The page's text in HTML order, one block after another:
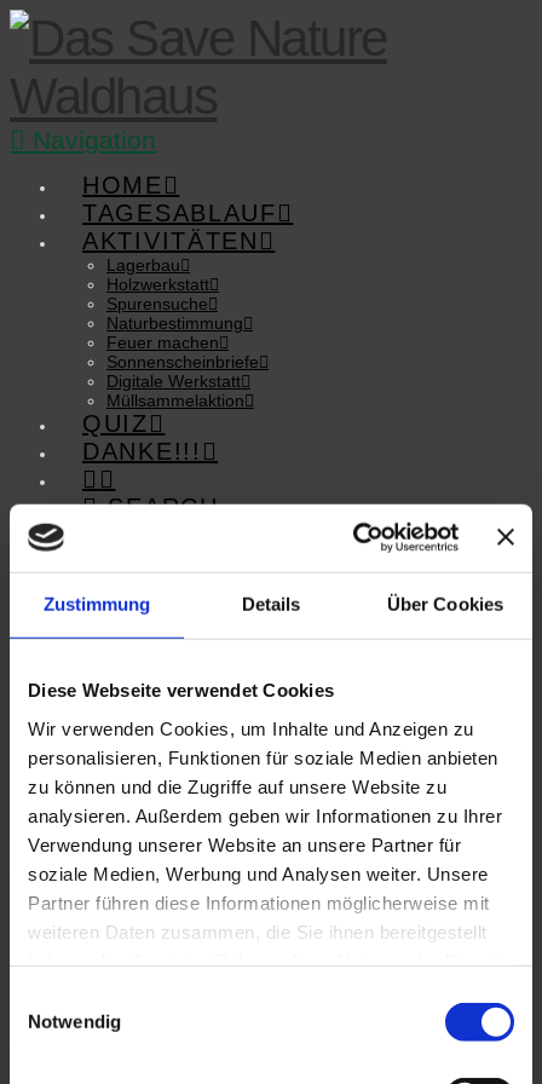
Zustimmung Details Über Cookies
Diese Webseite verwendet Cookies
Wir verwenden Cookies, um Inhalte und Anzeigen zu
personalisieren, Funktionen für soziale Medien anbieten
zu können und die Zugriffe auf unsere Website zu
analysieren. Außerdem geben wir Informationen zu Ihrer
Verwendung unserer Website an unsere Partner für
soziale Medien, Werbung und Analysen weiter. Unsere
Partner führen diese Informationen möglicherweise mit
weiteren Daten zusammen, die Sie ihnen bereitgestellt
Notwendig
Navigation
HOME
TAGESABLAUF
AKTIVITÄTEN
Lagerbau
Holzwerkstatt
Spurensuche
Naturbestimmung
Feuer machen
Sonnenscheinbriefe
Digitale Werkstatt
Müllsammelaktion
QUIZ
DANKE!!!
SEARCH
HOME
Lagerbau
Spurensuche
Feuer machen
Sonnenscheinbriefe
Digitale Werkstatt
Müllsammelaktion
QUIZ
DANKE!!!
SEARCH
Frühsport unterm Pavillon
Der schöne Pavillon befindet sich auf einer Streuobstwiese
auf dem Rodaberg. Er ist umzingelt von vielen Obstbäumen
der Berg ist ganz schön steil. Sollte es mal regnen hat man